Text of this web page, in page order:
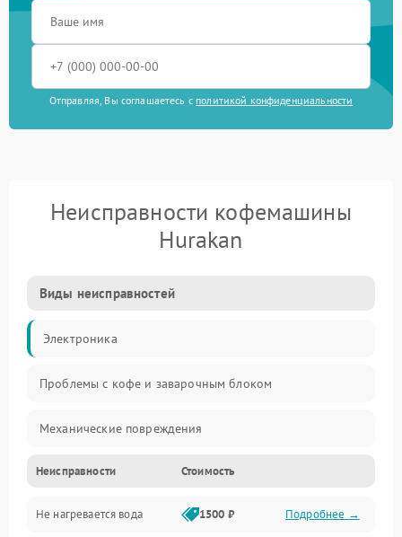
Отправляя, Вы соглашаетесь с политикой конфиденциальности
Неисправности кофемашины
Hurakan
Виды неисправностей
Электроника
Проблемы с кофе и заварочным блоком
Механические повреждения
Прочие неисправности
Включение и работа
Неисправности Стоимость
Не нагревается вода 1500 ₽ Подробнее →